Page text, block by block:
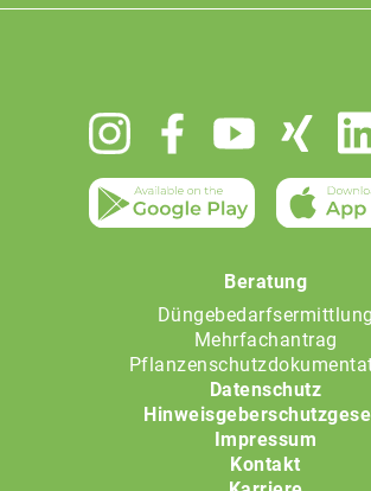
Beratung
Düngebedarfsermittlung
Mehrfachantrag
Datenschutz
Impressum
Kontakt